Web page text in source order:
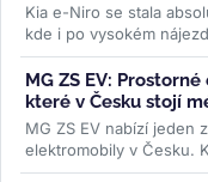
Kia e-Niro se stala
kde i po vysokém
původní...>>
MG ZS EV:
které v Česku stojí
MG ZS EV nabízí jeden
elektromobily v Česku.
WLTP a 7letou...>>